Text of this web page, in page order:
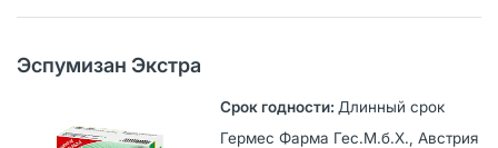
Эспумизан Экстра
Длинный срок
Гермес Фарма Геc.М.б.Х., Австрия